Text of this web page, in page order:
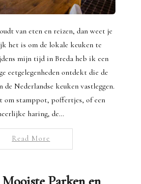
van eten en reizen, dan weet je
het is om de lokale keuken te
mijn tijd in Breda heb ik een
eetgelegenheden ontdekt die de
de Nederlandse keuken vastleggen.
om stamppot, poffertjes, of een
haring, de…
Read More